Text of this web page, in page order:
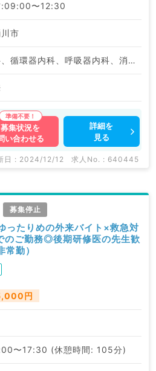
:09:00〜12:30
市
一般内科、循環器内科、呼吸器内科、消化器内科、腎臓内科、老年内科、血液内科、消化器外科
募集状況を
い合わせる
詳細を
見る
日 : 2024/12/12 求人No. : 640445
募集停止
ったりめの外来バイト×救急対
ご勤務◎後期研修医の先生歓
勤）
円
〜17:30 (休憩時間: 105分)